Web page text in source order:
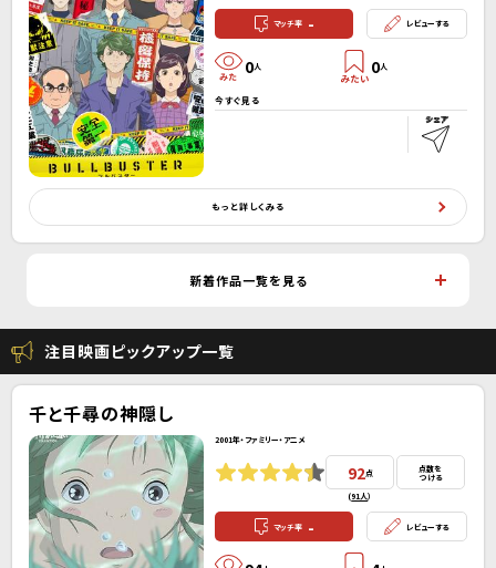
マッチ率 - レビューする
0人 0人
今すぐ見る
もっと詳しくみる
新着作品一覧を見る
注目映画ピックアップ一覧
千と千尋の神隠し
2001年・ファミリー・アニメ
92点
(91人）
点数を
つける
マッチ率 - レビューする